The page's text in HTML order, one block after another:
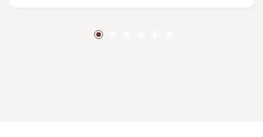
02 BANHEIROS, COMODO DESPEJO.